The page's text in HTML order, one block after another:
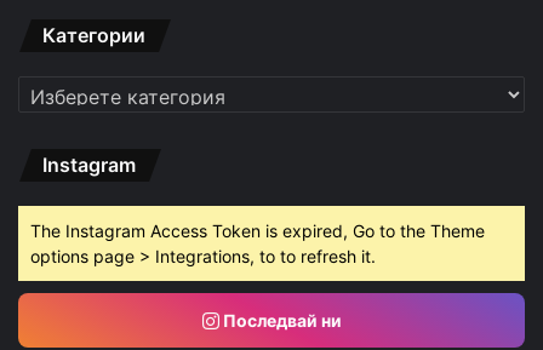
Категории
Категории
Instagram
The Instagram Access Token is expired, Go to the Theme
options page > Integrations, to to refresh it.
Последвай ни